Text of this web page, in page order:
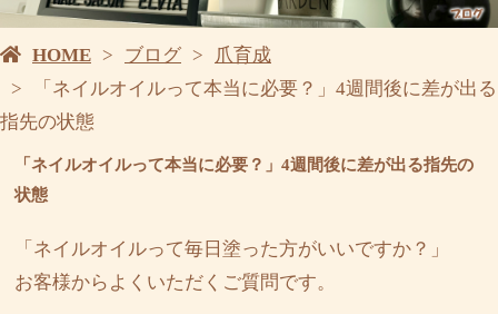
HOME ブログ
爪育成
「ネイルオイルって本当に必要？」4週間後に差が出る
指先の状態
「ネイルオイルって本当に必要？」4週間後に差が出る指先の
状態
「ネイルオイルって毎日塗った方がいいですか？」
お客様からよくいただくご質問です。